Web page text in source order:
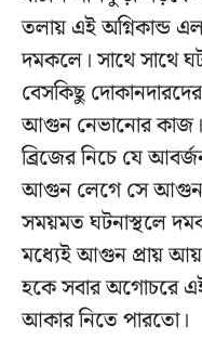
তলায় এই অগ্নিকান্ড
দমকলে। সাথে সাথে
বেসকিছু
আগুন নেভানোর কাজ।
ব্রিজের নিচে যে
আগুন লেগে সে আগুন
সময়মত ঘটনাস্থলে
মধ্যেই আগুন প্রায়
হকে সবার অগোচরে
আকার নিতে পারতো।